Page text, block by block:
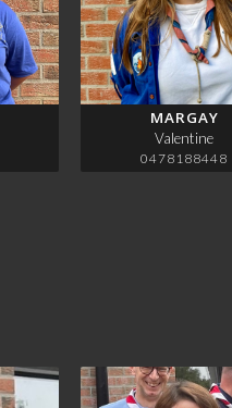
MARGAY
Valentine
0478188448